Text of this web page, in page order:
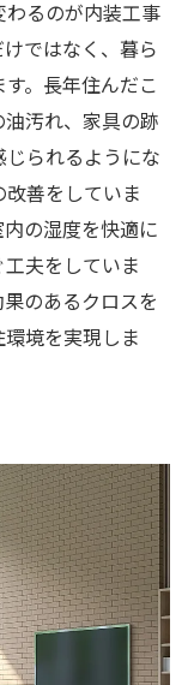
わるのが内装工事
ではなく、暮ら
。長年住んだこ
汚れ、家具の跡
られるようにな
善をしていま
の湿度を快適に
夫をしていま
のあるクロスを
境を実現しま